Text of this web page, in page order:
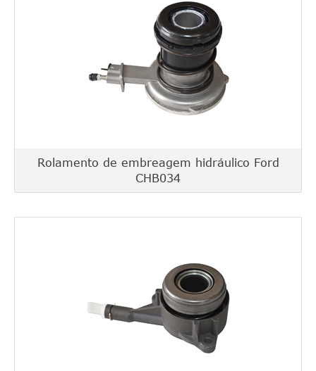
Rolamento de embreagem hidráulico Ford
CHB034